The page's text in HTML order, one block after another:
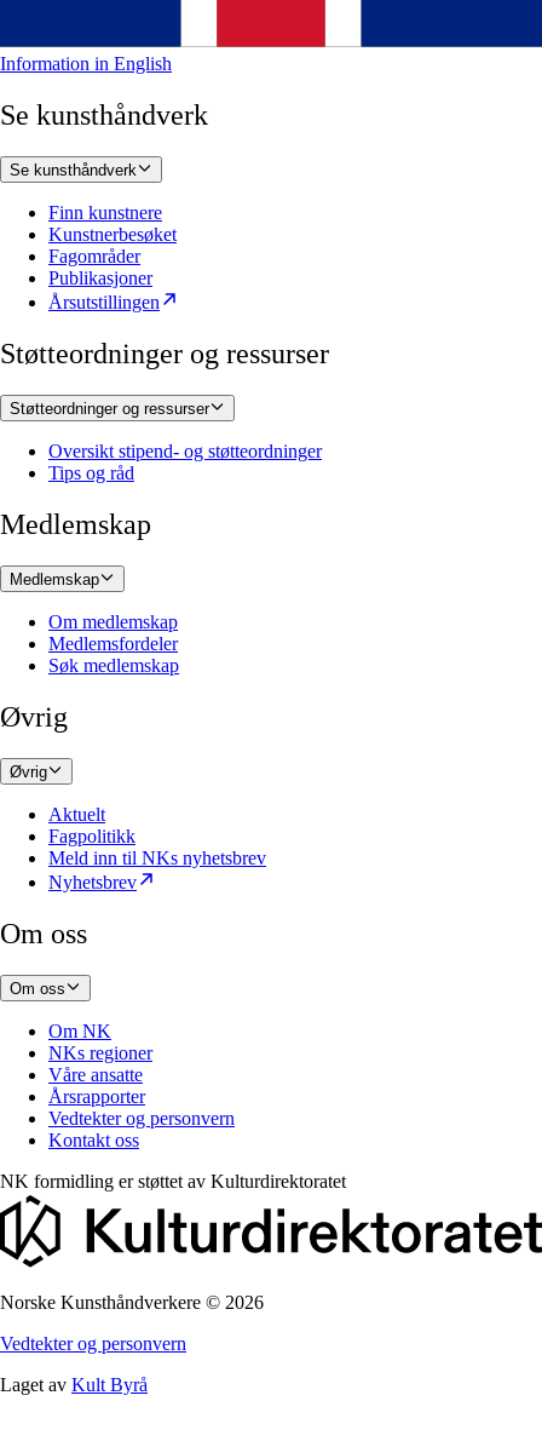
Information in English
Se kunsthåndverk
Se kunsthåndverk
Finn kunstnere
Kunstnerbesøket
Fagområder
Publikasjoner
Årsutstillingen
Støtteordninger og ressurser
Støtteordninger og ressurser
Oversikt stipend- og støtteordninger
Tips og råd
Medlemskap
Medlemskap
Om medlemskap
Medlemsfordeler
Søk medlemskap
Øvrig
Øvrig
Aktuelt
Fagpolitikk
Meld inn til NKs nyhetsbrev
Nyhetsbrev
Om oss
Om oss
Om NK
NKs regioner
Våre ansatte
Årsrapporter
Vedtekter og personvern
Kontakt oss
NK formidling er støttet av Kulturdirektoratet
Norske Kunsthåndverkere © 2026
Vedtekter og personvern
Laget av Kult Byrå